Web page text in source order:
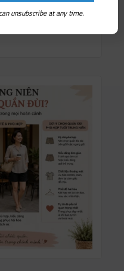
unsubscribe at any time.